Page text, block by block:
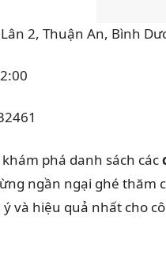
2, Thuận An, Bình
phá danh sách các
ngần ngại ghé thăm
và hiệu quả nhất cho